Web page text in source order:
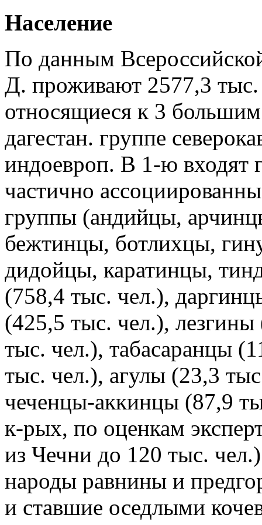
Население
По данным
Д. проживают 2577,3 тыс.
относящиеся к 3
дагестан. группе
индоевроп. В 1-ю входят
частично
группы (андийцы,
бежтинцы, ботлихцы,
дидойцы, каратинцы,
(758,4 тыс. чел.),
(425,5 тыс. чел.),
тыс. чел.), табасаранцы
тыс. чел.), агулы (23,3
чеченцы-аккинцы (87,9
к-рых, по оценкам
из Чечни до 120 тыс.
народы равнины и
и ставшие оседлыми